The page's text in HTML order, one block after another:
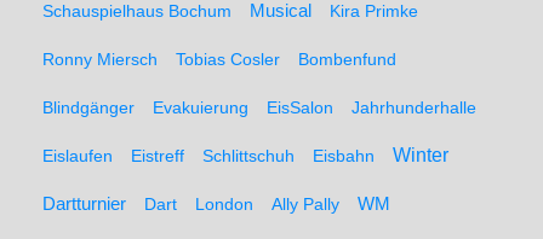
Schauspielhaus Bochum Musical Kira Primke
Ronny Miersch Tobias Cosler Bombenfund
Blindgänger Evakuierung EisSalon Jahrhunderhalle
Eislaufen Eistreff Schlittschuh Eisbahn Winter
Dartturnier Dart London Ally Pally WM